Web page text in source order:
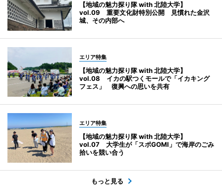
【地域の魅力探り隊 with 北陸大学】
vol.09 重要文化財特別公開 見慣れた金沢
城、その内部へ
エリア特集
【地域の魅力探り隊 with 北陸大学】
vol.08 イカの駅つくモールで「イカキング
フェス」 復興への思いを共有
エリア特集
【地域の魅力探り隊 with 北陸大学】
vol.07 大学生が「スポGOMI」で海岸のごみ
拾いを競い合う
もっと見る